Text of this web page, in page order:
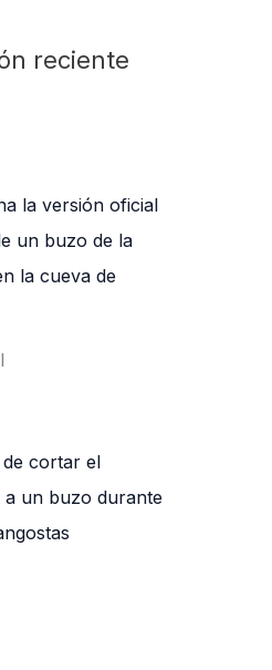
reciente
la versión oficial
un buzo de la
la cueva de
cortar el
a un buzo durante